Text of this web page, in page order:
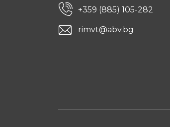
+359 (885) 105-282
rimvt@abv.bg